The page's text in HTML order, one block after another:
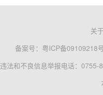
关
备案号： 粤ICP备09109218
违法和不良信息举报电话：0755-